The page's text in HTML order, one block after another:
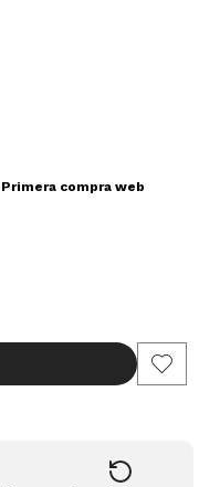
compra web